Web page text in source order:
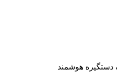
دستگیره هوشمند